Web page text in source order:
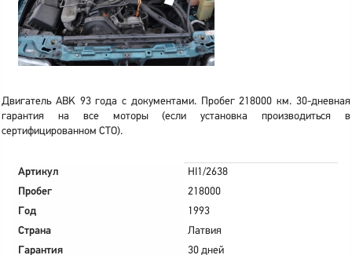
Двигатель ABK 93 года с документами. Пробег 218000 км. 30-дневная
гарантия на все моторы (если установка производиться в
сертифицированном СТО).
Артикул
HI1/2638
Пробег
218000
Год
1993
Страна
Латвия
Гарантия
30 дней